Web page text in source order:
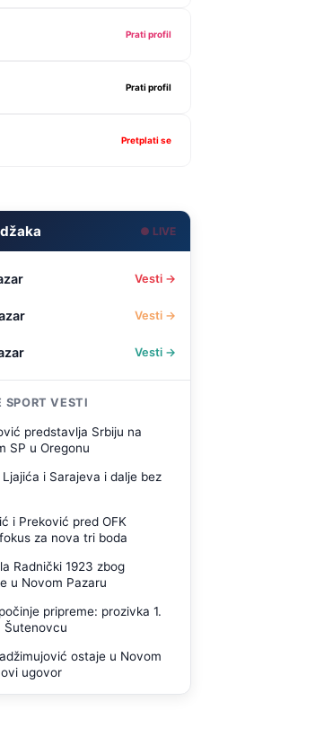
Prati profil
Prati profil
Pretplati se
● LIVE
Vesti →
Vesti →
Vesti →
SPORT VESTI
predstavlja Srbiju na
SP u Oregonu
i Sarajeva i dalje bez
i Preković pred OFK
za nova tri boda
Radnički 1923 zbog
u Novom Pazaru
pripreme: prozivka 1.
Šutenovcu
ostaje u Novom
ugovor